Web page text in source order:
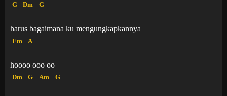
G Dm G
harus bagaimana ku mengungkapkannya
Em A
hoooo ooo oo
Dm G Am G